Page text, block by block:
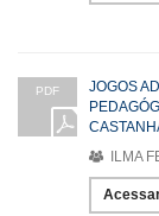
PDF
JOGOS
ILMA